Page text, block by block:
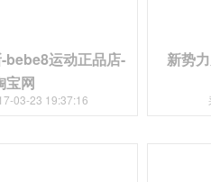
bebe8运动正品店-
宝网
03-23 19:37:16
新势